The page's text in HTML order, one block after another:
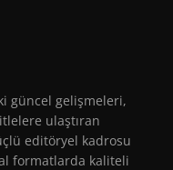
güncel gelişmeleri,
ulaştıran
editöryel kadrosu
formatlarda kaliteli